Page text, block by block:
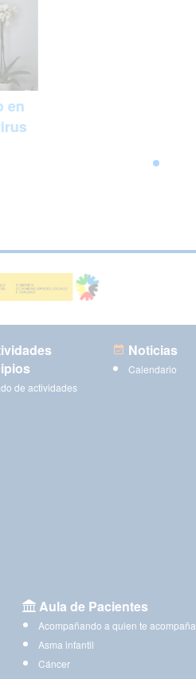
en
de actividades
Noticias
Calendario
Aula de Pacientes
Acompañando a quien te acompaña
Asma infantil
Cáncer